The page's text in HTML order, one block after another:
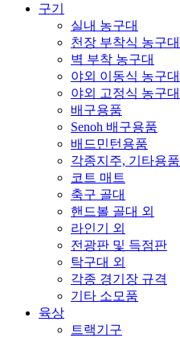
구기
실내 농구대
천장 부착식 농구대
벽 부착 농구대
야외 이동식 농구대
야외 고정식 농구대
배구용품
Senoh 배구용품
배드민턴용품
각종지주, 기타용품
코트 매트
축구 골대
핸드볼 골대 외
라인기 외
전광판 및 득점판
탁구대 외
각종 경기장 규격
기타 소모품
육상
트랙기구